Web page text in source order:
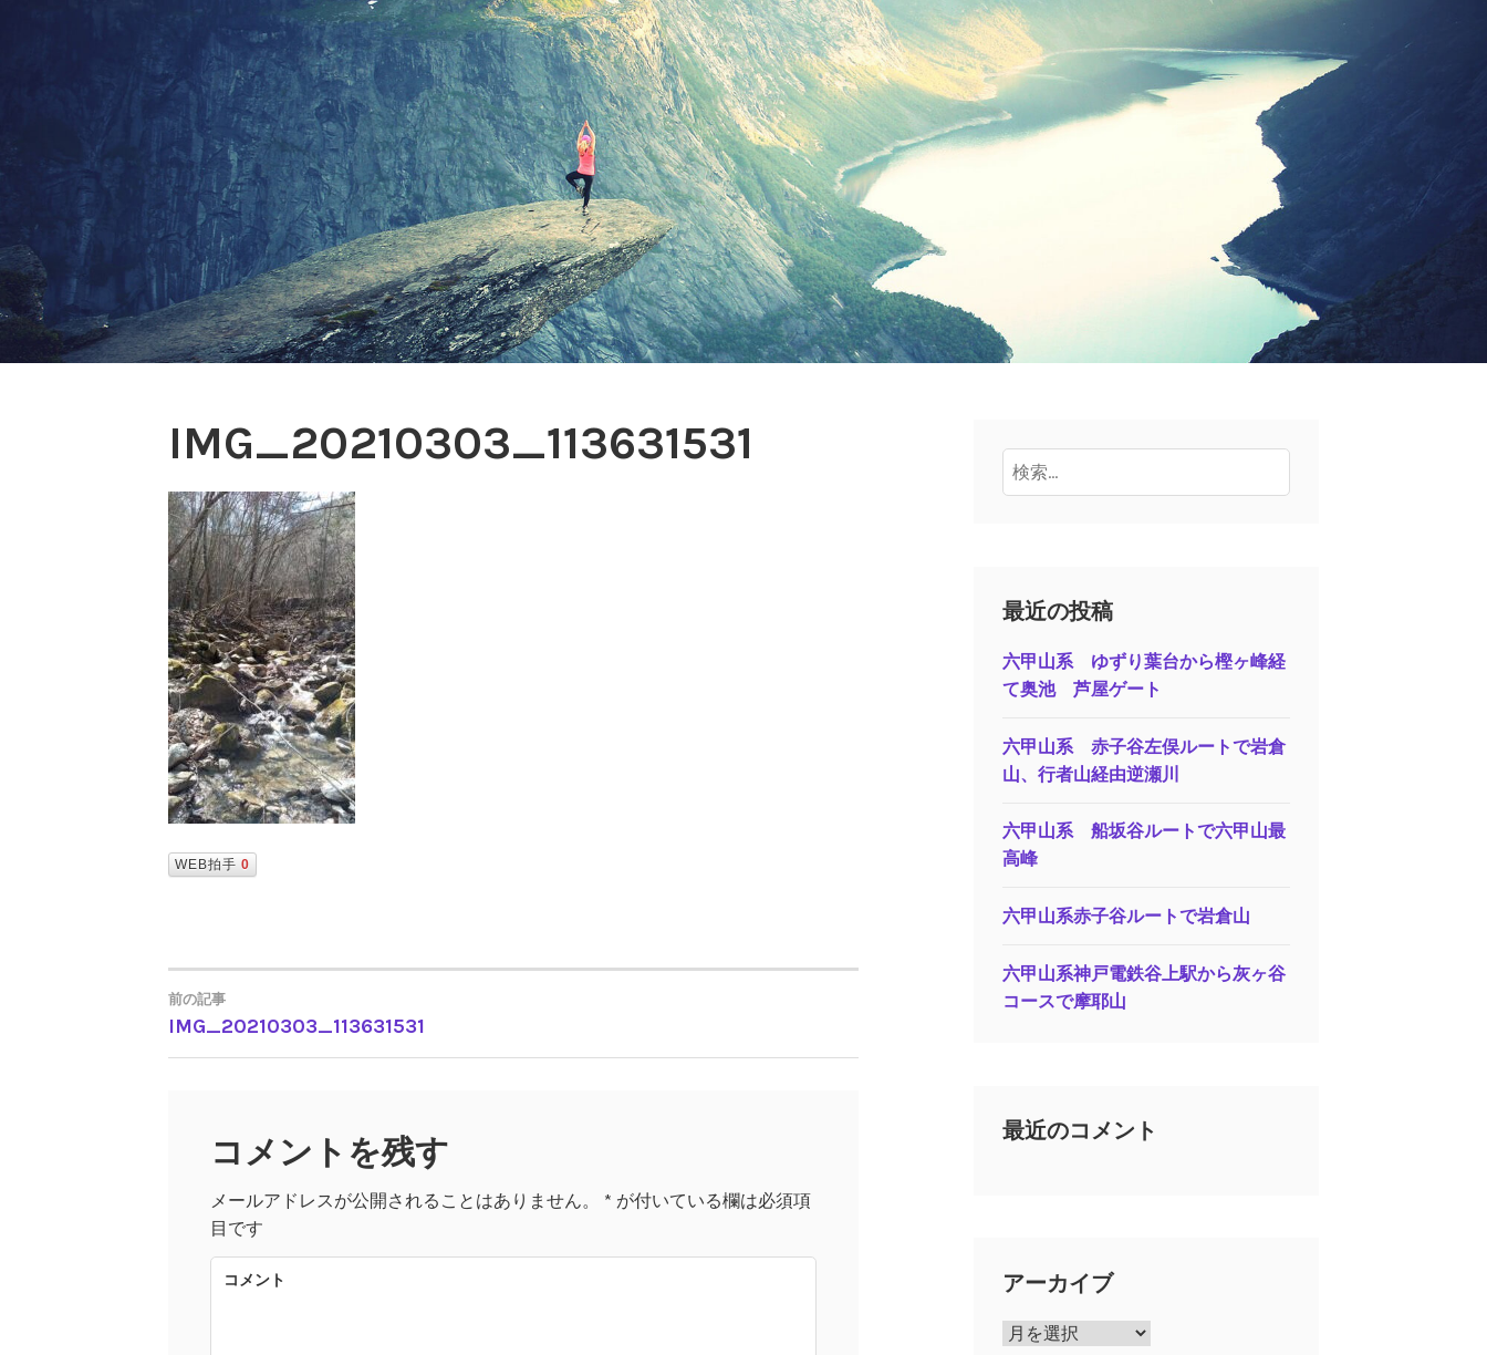
IMG_20210303_113631531
WEB拍手 0
投
前の記事
IMG_20210303_113631531
コメントを残す
メールアドレスが公開されることはありません。 * が付いている欄は必須項
目です
コメント
検
索:
最近の投稿
六甲山系 ゆずり葉台から樫ヶ峰経
て奥池 芦屋ゲート
六甲山系 赤子谷左俣ルートで岩倉
山、行者山経由逆瀬川
六甲山系 船坂谷ルートで六甲山最
高峰
六甲山系赤子谷ルートで岩倉山
六甲山系神戸電鉄谷上駅から灰ヶ谷
コースで摩耶山
最近のコメント
アーカイブ
ア